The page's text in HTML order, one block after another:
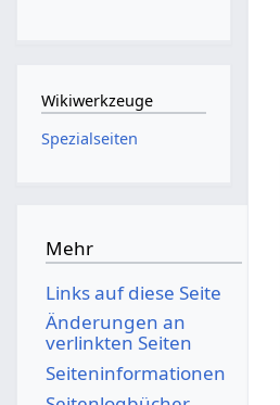
Wikiwerkzeuge
Spezialseiten
Mehr
Links auf diese Seite
Änderungen an
verlinkten Seiten
Seiten­­informationen